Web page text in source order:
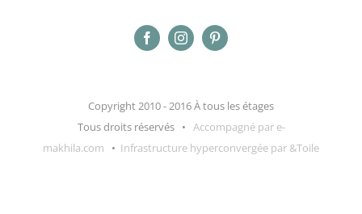
Copyright 2010 - 2016 À tous les étages
Tous droits réservés • Accompagné par e-
makhila.com • Infrastructure hyperconvergée par &Toile